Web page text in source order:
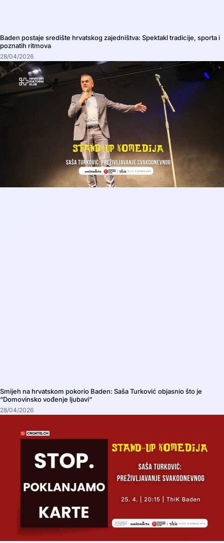
Baden postaje središte hrvatskog zajedništva: Spektakl tradicije, sporta i
poznatih ritmova
28/04/2026
Smijeh na hrvatskom pokorio Baden: Saša Turković objasnio što je
“Domovinsko vođenje ljubavi“
28/04/2026